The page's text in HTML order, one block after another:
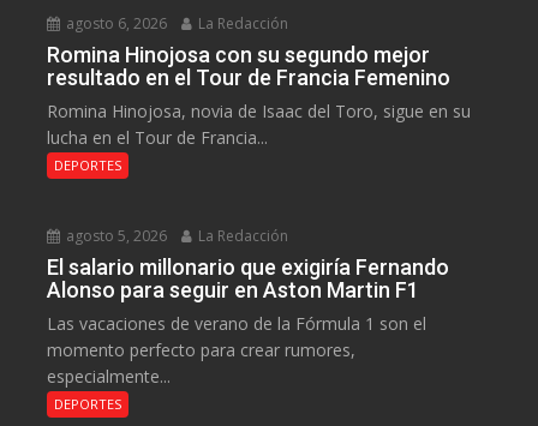
agosto 6, 2026 La Redacción
Romina Hinojosa con su segundo mejor
resultado en el Tour de Francia Femenino
Romina Hinojosa, novia de Isaac del Toro, sigue en su
lucha en el Tour de Francia...
DEPORTES
agosto 5, 2026 La Redacción
El salario millonario que exigiría Fernando
Alonso para seguir en Aston Martin F1
Las vacaciones de verano de la Fórmula 1 son el
momento perfecto para crear rumores,
especialmente...
DEPORTES